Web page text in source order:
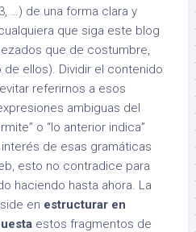
…) de una forma clara y
que siga este blog
que de costumbre,
ellos). Dividir el contenido
referirnos a esos
ambiguas del
o “lo anterior indica”
de esas gramáticas
esto no contradice para
haciendo hasta ahora. La
en estructurar en
estos fragmentos de